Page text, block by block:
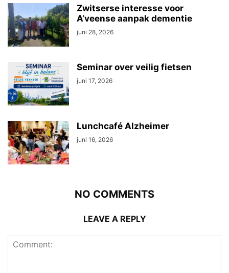
Zwitserse interesse voor
A’veense aanpak dementie
juni 28, 2026
Seminar over veilig fietsen
juni 17, 2026
Lunchcafé Alzheimer
juni 16, 2026
NO COMMENTS
LEAVE A REPLY